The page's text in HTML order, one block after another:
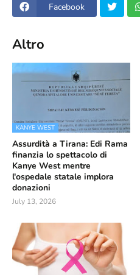
Facebook
Altro
KANYE WEST
Assurdità a Tirana: Edi Rama
finanzia lo spettacolo di
Kanye West mentre
l'ospedale statale implora
donazioni
July 13, 2026